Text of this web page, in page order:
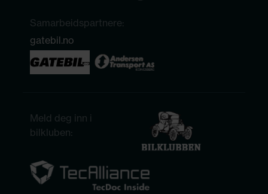
Samarbeidspartnere:
gatebil.no
Meld deg inn i
bilkluben: